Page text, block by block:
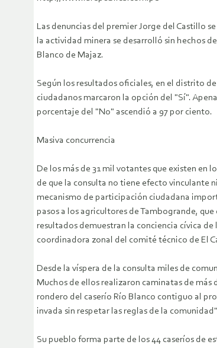
Las denuncias del premier Jorge del Castillo
la actividad minera se desarrolló sin hechos
Blanco de Majaz.
Según los resultados oficiales, en el distrito
ciudadanos marcaron la opción del "Sí".
porcentaje del "No" ascendió a 97 por ciento.
Masiva concurrencia
De los más de 31 mil votantes que existen en
de que la consulta no tiene efecto vinculante
mecanismo de participación ciudadana
pasos a los agricultores de Tambogrande,
resultados demuestran la conciencia cívica
coordinadora zonal del comité técnico de El
Desde la víspera de la consulta miles de
Muchos de ellos realizaron caminatas de más
rondero del caserío Río Blanco contiguo al
invada sin respetar las reglas de la
Su pueblo forma parte de los 44 caseríos de